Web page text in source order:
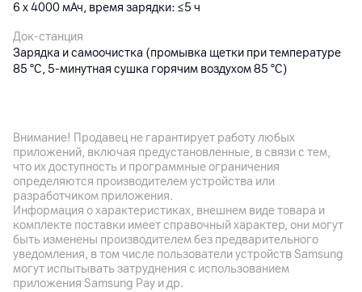
6 х 4000 мАч, время зарядки: ≤5 ч
Док-станция
Зарядка и самоочистка (промывка щетки при температуре
85 °С, 5-минутная сушка горячим воздухом 85 °С)
воды: 800 мл
Габариты
6.4 кг (вес самого пылесоса), размеры (с док-станцией):
235 х 263 х 1115 мм
Особенности
Мощность 180 Вт, щетка с защитой от наматывания волос;
технология Tineco MHCBS (постоянная уборка чистым
валиком), улучшенная очистка по краям (с двух сторон);
угол наклона 180° (для уборки в труднодоступных местах
Внимание! Продавец не гарантирует работу любых
приложений, включая предустановленные, в связи с тем,
что их доступность и программные ограничения
определяются производителем устройства или
разработчиком приложения.
Информация о характеристиках, внешнем виде товара и
комплекте поставки имеет справочный характер, они могут
быть изменены производителем без предварительного
уведомления, в том числе пользователи устройств Samsung
могут испытывать затруднения с использованием
приложения Samsung Pay и др.